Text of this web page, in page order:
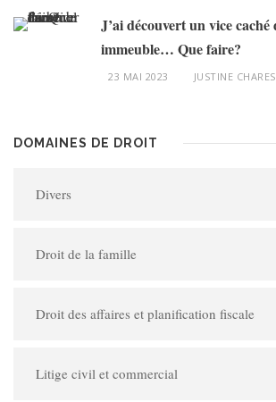
J’ai découvert un vice caché
immeuble… Que faire?
23 MAI 2023 JUSTINE
DOMAINES DE DROIT
Divers
Droit de la famille
Droit des affaires et planification fiscale
Litige civil et commercial